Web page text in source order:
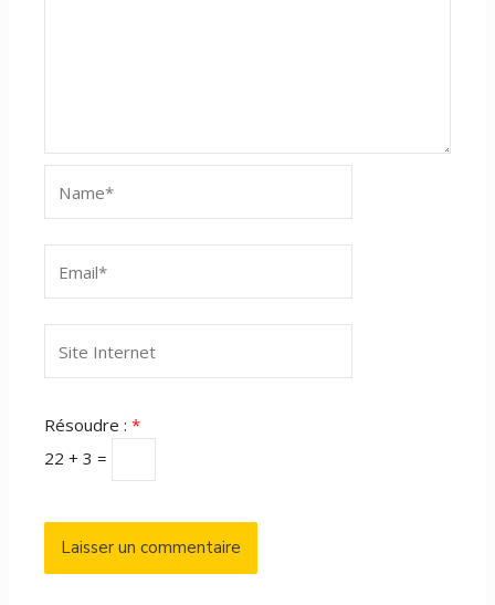
Internet
Résoudre :*
22 + 3 =